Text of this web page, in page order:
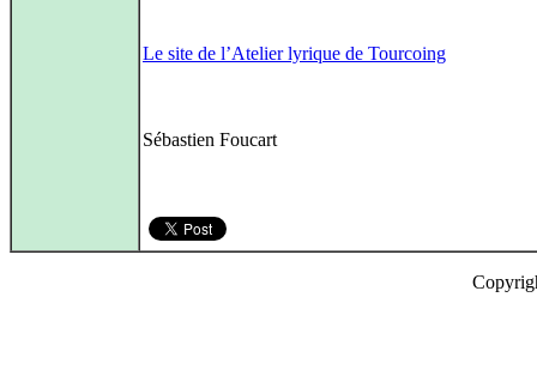
Le site de l’Atelier lyrique de Tourcoing
Sébastien Foucart